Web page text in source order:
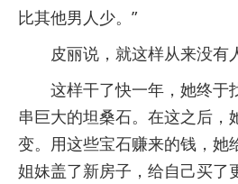
比其他男人少。”
皮丽说，就这样从来没有人
这样干了快一年，她终于
串巨大的坦桑石。在这之后，
变。用这些宝石赚来的钱，她
姐妹盖了新房子，给自己买了